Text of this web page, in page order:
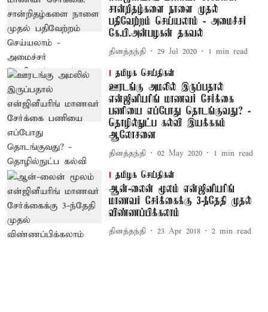
சான்றிதழ்களை நாளை முதல்
பதிவேற்றம் செய்யலாம் - அமைச்சர்
கே.பி.அன்பழகன் தகவல்
தினத்தந்தி 29 Jul 2020 1 min read
தமிழக செய்திகள்
ஊரடங்கு அமலில் இருப்பதால்
என்ஜினீயரிங் மாணவர் சேர்க்கை
பணியை எப்போது தொடங்குவது? -
தொழில்நுட்ப கல்வி இயக்ககம்
ஆலோசனை
தினத்தந்தி 02 May 2020 1 min read
தமிழக செய்திகள்
ஆன்-லைன் மூலம் என்ஜினீயரிங்
மாணவர் சேர்க்கைக்கு 3-ந்தேதி முதல்
விண்ணப்பிக்கலாம்
தினத்தந்தி 23 Apr 2018 2 min read